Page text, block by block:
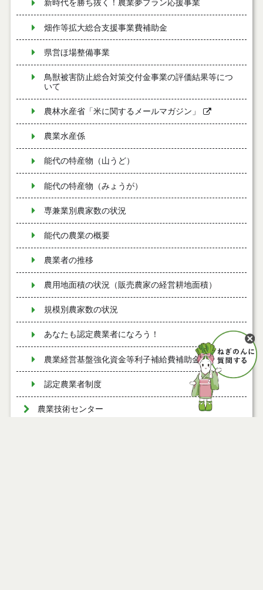
新時代を勝ち抜く！農業夢プラン応援事業
畑作等拡大総合支援事業費補助金
県営ほ場整備事業
鳥獣被害防止総合対策交付金事業の評価結果等につ
いて
農林水産省「米に関するメールマガジン」
農業水産係
能代の特産物（山うど）
能代の特産物（みょうが）
専兼業別農家数の状況
能代の農業の概要
農業者の推移
農用地面積の状況（販売農家の経営耕地面積）
規模別農家数の状況
あなたも認定農業者になろう！
農業経営基盤強化資金等利子補給費補助金
認定農業者制度
農業技術センター